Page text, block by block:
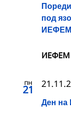
под
ИЕФЕМ
пн
21
Ден на